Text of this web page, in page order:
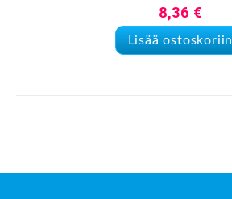
8,36 €
Lisää ostoskoriin